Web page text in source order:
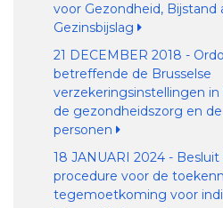
voor Gezondheid, Bijstand
Gezinsbijslag
21 DECEMBER 2018 -
betreffende de Brusselse
verzekeringsinstellingen
de gezondheidszorg en
personen
18 JANUARI 2024 -
procedure voor de
tegemoetkoming voor